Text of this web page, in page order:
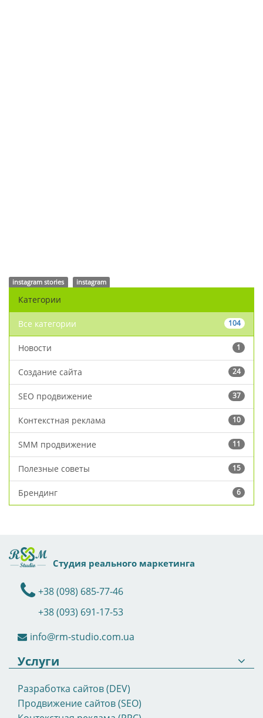
instagram stories instagram
Категории
104
Все категории
Новости 1
Создание сайта 24
SEO продвижение 37
Контекстная реклама 10
SMM продвижение 11
Полезные советы 15
Брендинг 6
Студия реального маркетинга
+38 (098) 685-77-46
+38 (093) 691-17-53
info@rm-studio.com.ua
Услуги
Разработка сайтов (DEV)
Продвижение сайтов (SEO)